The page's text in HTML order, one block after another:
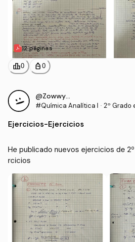
12 páginas
leaderboard0 personal_bag 0
@ZowwyMowwy
#Química Analítica I · 2º Grado
Ejercicios-Ejercicios
He publicado nuevos ejercicios de
rcicios